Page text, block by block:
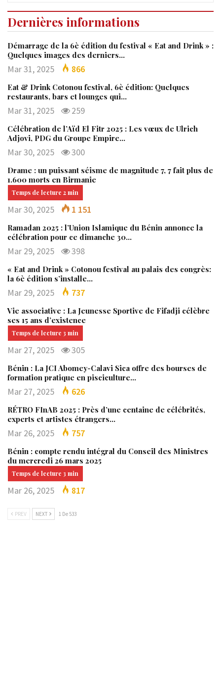
Dernières informations
Démarrage de la 6è édition du festival « Eat and Drink » :
Quelques images des derniers…
Mar 31, 2025 866
Eat & Drink Cotonou festival, 6è édition: Quelques
restaurants, bars et lounges qui…
Mar 31, 2025 259
Célébration de l’Aïd El Fitr 2025 : Les vœux de Ulrich
Adjovi, PDG du Groupe Empire…
Mar 30, 2025 300
Drame : un puissant séisme de magnitude 7, 7 fait plus de
1.600 morts en Birmanie
Mar 30, 2025 1 151
Ramadan 2025 : l’Union Islamique du Bénin annonce la
célébration pour ce dimanche 30…
Mar 29, 2025 398
« Eat and Drink » Cotonou festival au palais des congrès:
la 6è édition s’installe…
Mar 29, 2025 737
Vie associative : La Jeunesse Sportive de Fifadji célèbre
ses 15 ans d’existence
Mar 27, 2025 305
Bénin : La JCI Abomey-Calavi Sica offre des bourses de
formation pratique en pisciculture…
Mar 27, 2025 626
RÉTRO FInAB 2025 : Près d’une centaine de célébrités,
experts et artistes étrangers…
Mar 26, 2025 757
Bénin : compte rendu intégral du Conseil des Ministres
du mercredi 26 mars 2025
Mar 26, 2025 817
PREV NEXT 1 De 533